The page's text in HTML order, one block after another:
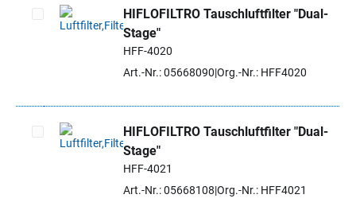
Artikel auswählen
HIFLOFILTRO Tauschluftfilter "Dual-
Stage"
HFF-4020
Art.-Nr.: 05668090 Org.-Nr.: HFF4020
Artikel auswählen
HIFLOFILTRO Tauschluftfilter "Dual-
Stage"
HFF-4021
Art.-Nr.: 05668108 Org.-Nr.: HFF4021